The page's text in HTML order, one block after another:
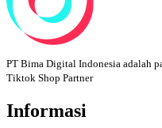
PT Bima Digital Indonesia adalah
Tiktok Shop Partner
Informasi